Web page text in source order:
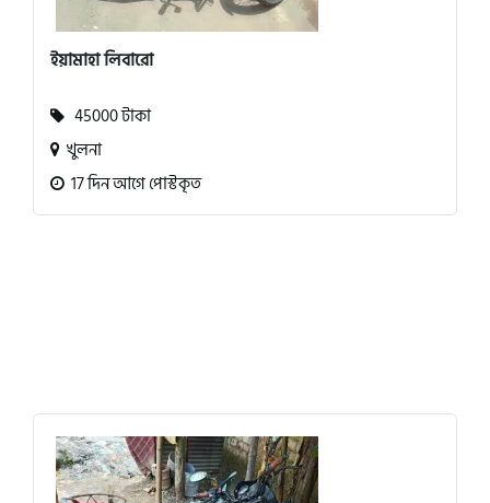
ইয়ামাহা লিবারো
45000 টাকা
খুলনা
17 দিন আগে পোস্টকৃত